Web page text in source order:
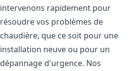
intervenons rapidement pour
résoudre vos problèmes de
chaudière, que ce soit pour une
installation neuve ou pour un
dépannage d'urgence. Nos